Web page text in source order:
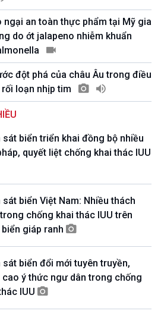
Câu chuyện thời sự
Dòng chảy sự kiện
Đối thoại
Diễn đàn chủ nhật
Chuyện đêm
ngại an toàn thực phẩm tại Mỹ gia
do ớt jalapeno nhiễm khuẩn
đột phá của châu Âu trong điều
loạn nhịp tim
sát biển triển khai đồng bộ nhiều
quyết liệt chống khai thác IUU
sát biển Việt Nam: Nhiều thách
chống khai thác IUU trên
giáp ranh
sát biển đổi mới tuyên truyền,
cao ý thức ngư dân trong chống
IUU